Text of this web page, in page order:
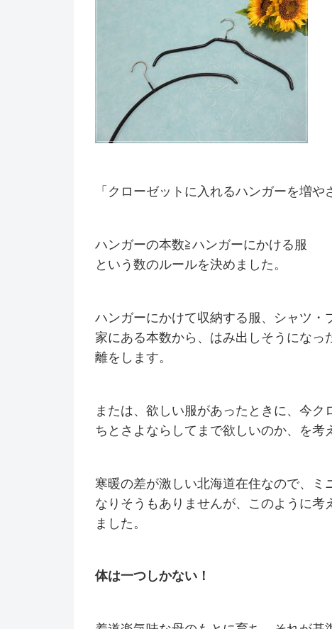
「クローゼットに入れるハンガーを増や
ハンガーの本数≧ハンガーにかける服
という数のルールを決めました。
ハンガーにかけて収納する服、シャツ
家にある本数から、はみ出しそうにな
離をします。
または、欲しい服があったときに、今
ちとさよならしてまで欲しいのか、を考
寒暖の差が激しい北海道在住なので、
なりそうもありませんが、このように考
ました。
体は一つしかない！